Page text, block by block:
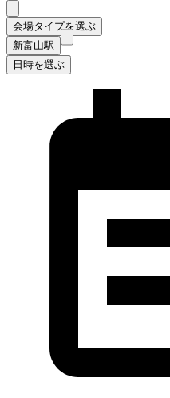
会場タイプを選ぶ
新富山駅
日時を選ぶ